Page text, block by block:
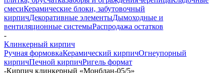
смесиКерамические блоки, забутовочный
кирпичДекоративные элементыДымоходные и
вентиляционные системыРаспродажа остатков
-
Клинкерный кирпич
Ручная формовкаКерамический кирпичОгнеупорный
кирпичПечной кирпичРигель формат
-Кирпич клинкерный «Монблан-05/5»